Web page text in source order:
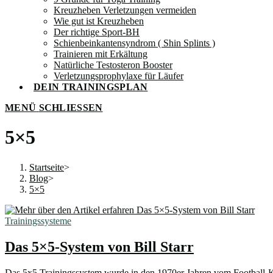
Kreuzheben Verletzungen vermeiden
Wie gut ist Kreuzheben
Der richtige Sport-BH
Schienbeinkantensyndrom ( Shin Splints )
Trainieren mit Erkältung
Natürliche Testosteron Booster
Verletzungsprophylaxe für Läufer
DEIN TRAININGSPLAN
MENÜ SCHLIESSEN
5×5
Startseite>
Blog>
5×5
Trainingssysteme
Das 5×5-System von Bill Starr